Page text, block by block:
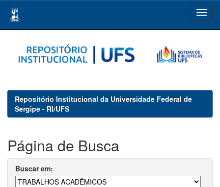
navigation
Repositório Institucional da Universidade Federal de
Sergipe - RI/UFS
Página de Busca
Buscar em: